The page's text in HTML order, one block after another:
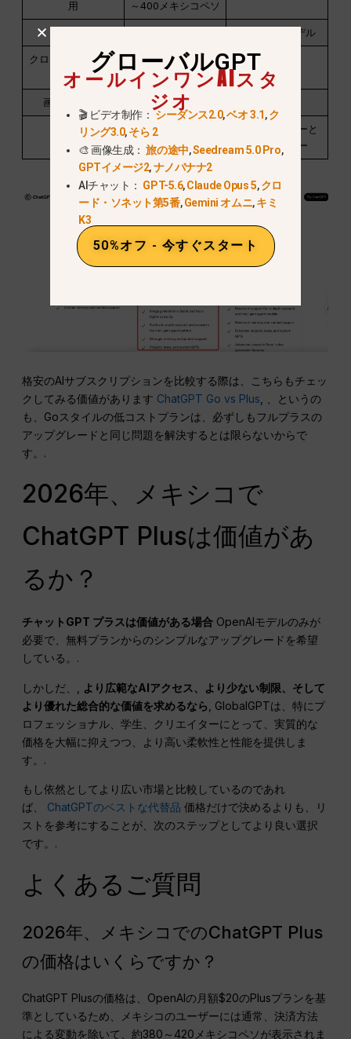
用 ～400メキシコペソ
100以上のモデル
クロード / 双子座 /
困惑
画像・動画AI 限定
最適
単一ツールユーザ
ー
パワーユーザーと
クリエイター
格安のAIサブスクリプションを比較する際は、こちらもチェッ
クしてみる価値があります ChatGPT Go vs Plus , 、というの
も、Goスタイルの低コストプランは、必ずしもフルプラスの
アップグレードと同じ問題を解決するとは限らないからで
す。.
2026年、メキシコで
ChatGPT Plusは価値があ
るか？
チャットGPT プラスは価値がある場合 OpenAIモデルのみが
必要で、無料プランからのシンプルなアップグレードを希望
している。.
しかしだ、, より広範なAIアクセス、より少ない制限、そして
より優れた総合的な価値を求めるなら
, GlobalGPTは、特にプ
ロフェッショナル、学生、クリエイターにとって、実質的な
価格を大幅に抑えつつ、より高い柔軟性と性能を提供しま
す。.
もし依然としてより広い市場と比較しているのであれ
ば、 ChatGPTのベストな代替品 価格だけで決めるよりも、リ
ストを参考にすることが、次のステップとしてより良い選択
です。.
よくあるご質問
2026年、メキシコでのChatGPT Plus
の価格はいくらですか？
ChatGPT Plusの価格は、OpenAIの月額$20のPlusプランを基
準としているため、メキシコのユーザーには通常、決済方法
による変動を除いて、約380～420メキシコペソが表示されま
グローバルGPT
オールインワンAIスタ
ジオ
🎬 ビデオ制作：シーダンス2.0,ベオ 3.1,ク
リング3.0,そら 2
🎨 画像生成：旅の途中,Seedream 5.0 Pro,
GPTイメージ2,ナノバナナ2
AIチャット： GPT-5.6,Claude Opus 5,クロ
ード・ソネット第5番,Gemini オムニ,キミ
K3
50%オフ - 今すぐスタート